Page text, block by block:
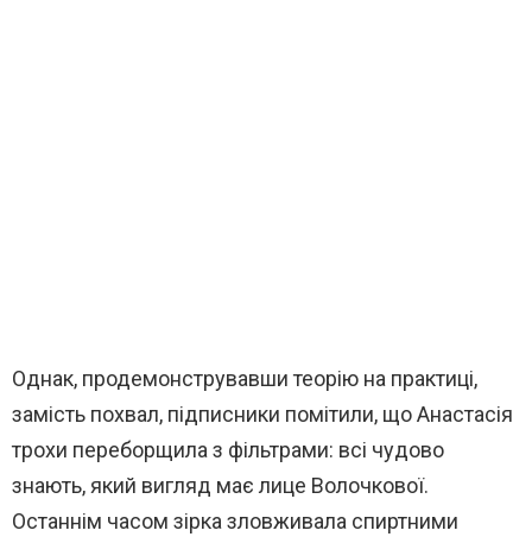
Однак, продемонструвавши теорію на практиці,
замість похвал, підписники помітили, що Анастасія
трохи переборщила з фільтрами: всі чудово
знають, який вигляд має лице Волочкової.
Останнім часом зірка зловживала спиртними